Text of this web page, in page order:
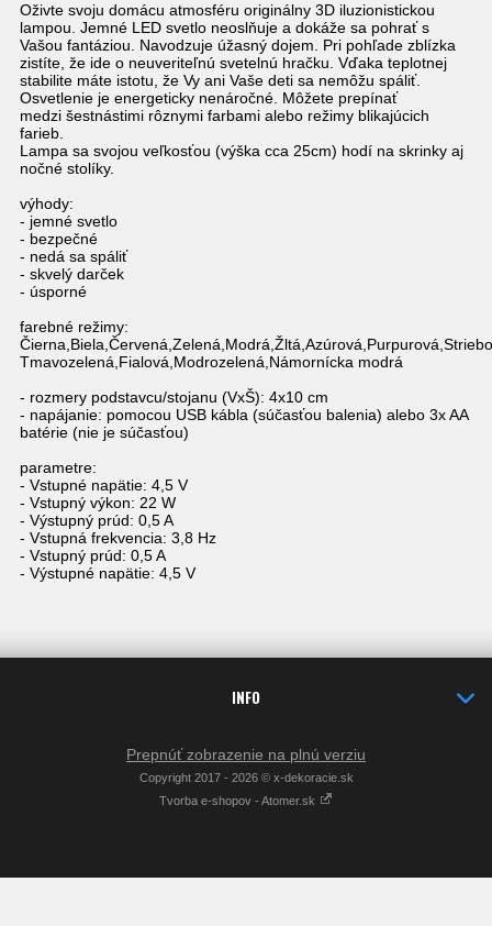
Oživte svoju domácu atmosféru originálny 3D iluzionistickou
lampou. Jemné LED svetlo neoslňuje a dokáže sa pohrať s
Vašou fantáziou. Navodzuje úžasný dojem. Pri pohľade zblízka
zistíte, že ide o neuveriteľnú svetelnú hračku. Vďaka teplotnej
stabilite máte istotu, že Vy ani Vaše deti sa nemôžu spáliť.
Osvetlenie je energeticky nenáročné. Môžete prepínať
medzi šestnástimi rôznymi farbami alebo režimy blikajúcich
farieb.
Lampa sa svojou veľkosťou (výška cca 25cm) hodí na skrinky aj
nočné stolíky.
výhody:
- jemné svetlo
- bezpečné
- nedá sa spáliť
- skvelý darček
- úsporné
farebné režimy:
Tmavozelená,Fialová,Modrozelená,Námornícka modrá
- rozmery podstavcu/stojanu (VxŠ): 4x10 cm
- napájanie: pomocou USB kábla (súčasťou balenia) alebo 3x AA
batérie (nie je súčasťou)
parametre:
- Vstupné napätie: 4,5 V
- Vstupný výkon: 22 W
- Výstupný prúd: 0,5 A
- Vstupná frekvencia: 3,8 Hz
- Vstupný prúd: 0,5 A
- Výstupné napätie: 4,5 V
INFO
Prepnúť zobrazenie na plnú verziu
Copyright 2017 - 2026 © x-dekoracie.sk
Tvorba e-shopov - Atomer.sk